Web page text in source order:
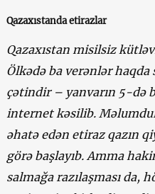
Qazaxıstanda etirazlar
Qazaxıstan misilsiz
Ölkədə ba verənlər
çətindir – yanvarın 5-də
internet kəsilib.
əhatə edən etiraz qazın
görə başlayıb. Amma
salmağa razılaşması da,